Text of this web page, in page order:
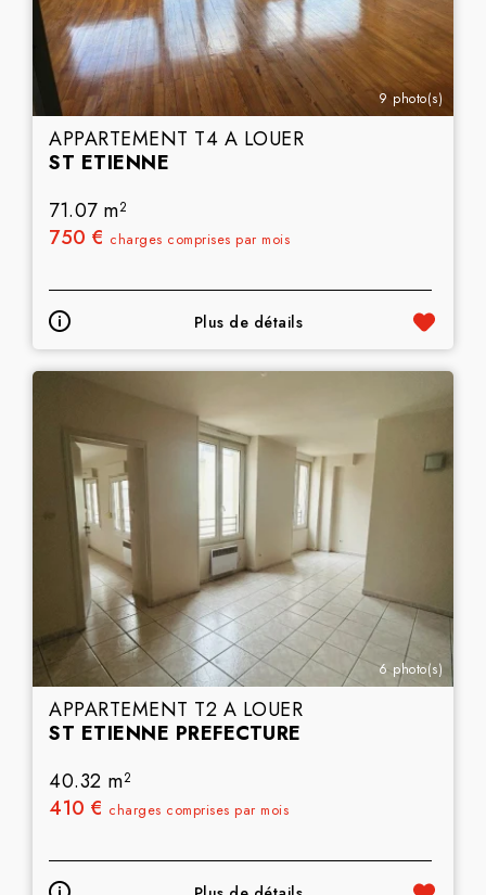
9 photo(s)
APPARTEMENT T4 A LOUER
ST ETIENNE
71.07 m2
750 € charges comprises par mois
Plus de détails
6 photo(s)
APPARTEMENT T2 A LOUER
ST ETIENNE PREFECTURE
40.32 m2
410 € charges comprises par mois